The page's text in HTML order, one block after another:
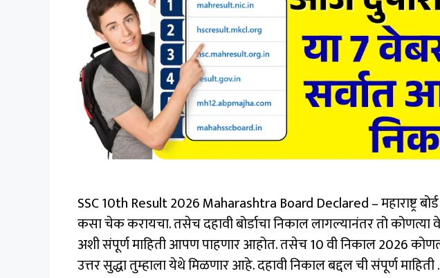
SSC 10th Result 2026 Maharashtra Board Declared – महाराष्ट्र
कसा चेक करायचा. तसेच दहावी बोर्डाचा निकाल लागल्यानंतर तो
अशी संपूर्ण माहिती आपण पाहणार आहोत. तसेच 10 वी निकाल 2026
उत्तर सुद्धा तुम्हाला येथे मिळणार आहे. दहावी निकाल बद्दल ची संपूर्ण माहिती